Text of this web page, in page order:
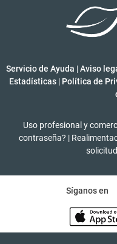
Servicio de Ayuda |Aviso
Estadísticas | Política de
Uso profesional y
contraseña? |
Síganos en